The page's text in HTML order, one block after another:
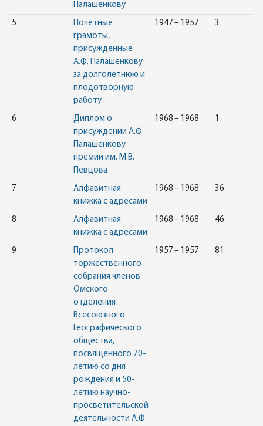
Палашенкову
5
Почетные
грамоты,
присужденные
А.Ф. Палашенкову
за долголетнюю и
плодотворную
работу
1947 – 1957 3
6
Диплом о
присуждении А.Ф.
Палашенкову
премии им. М.В.
Певцова
1968 – 1968 1
7
Алфавитная
книжка с адресами
1968 – 1968 36
8
Алфавитная
книжка с адресами
1968 – 1968 46
9
Протокол
торжественного
собрания членов
Омского
отделения
Всесоюзного
Географического
общества,
посвященного 70-
летию со дня
рождения и 50-
летию научно-
просветительской
деятельности А.Ф.
1957 – 1957 81